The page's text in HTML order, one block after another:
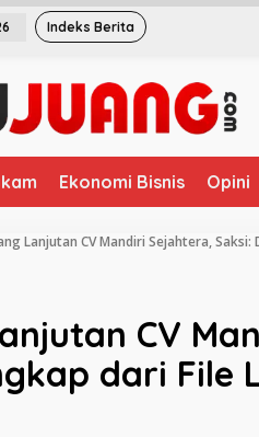
Indeks Berita
Ekonomi Bisnis Opini
Lanjutan CV Mandiri Sejahtera,
CV
dari File